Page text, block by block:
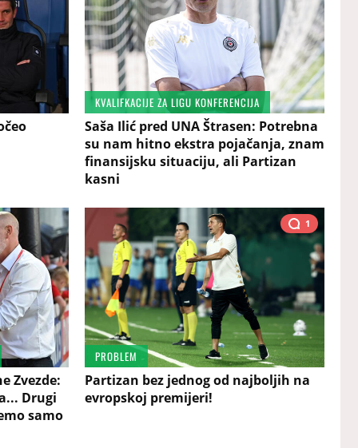
KVALIFKACIJE ZA LIGU KONFERENCIJA
Saša Ilić pred UNA Štrasen: Potrebna
su nam hitno ekstra pojačanja, znam
finansijsku situaciju, ali Partizan
kasni
Zvezde:
Drugi
samo
1
PROBLEM
Partizan bez jednog od najboljih na
evropskoj premijeri!